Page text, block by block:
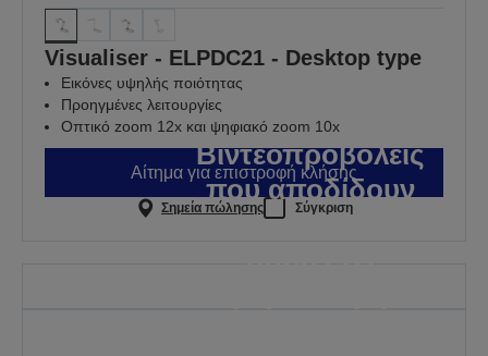
Visualiser - ELPDC21 - Desktop type
Εικόνες υψηλής ποιότητας
Προηγμένες λειτουργίες
Οπτικό zoom 12x και ψηφιακό zoom 10x
Αίτημα για επιστροφή κλήσης
Σημεία πώλησης Σύγκριση
Βιντεοπροβολείς
που αποδίδουν
εκεί